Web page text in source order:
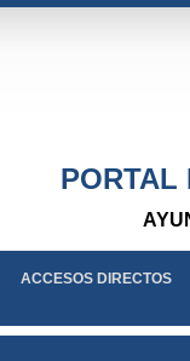
PORTAL
ACCESOS DIRECTOS